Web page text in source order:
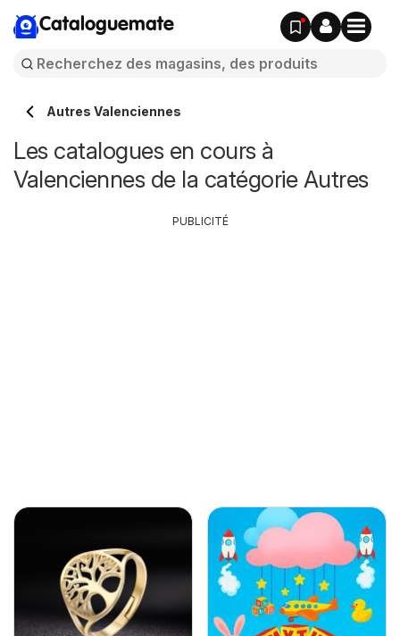
Cataloguemate
Autres Valenciennes
Les catalogues en cours à
Valenciennes de la catégorie Autres
PUBLICITÉ